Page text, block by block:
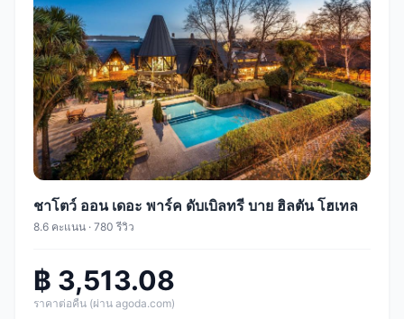
ชาโตว์ ออน เดอะ พาร์ค ดับเบิลทรี บาย ฮิลตัน โฮเทล
8.6 คะแนน · 780 รีวิว
฿ 3,513.08
ราคาต่อคืน (ผ่าน agoda.com)